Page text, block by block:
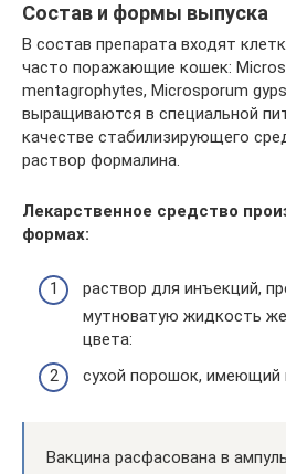
Состав и формы выпуска
В состав препарата входят
часто поражающие кошек:
mentagrophytes, Microsporum
выращиваются в специальной
качестве стабилизирующего
раствор формалина.
Лекарственное средство
формах:
раствор для инъекций,
мутноватую жидкость
цвета:
сухой порошок, имеющий
Вакцина расфасована в